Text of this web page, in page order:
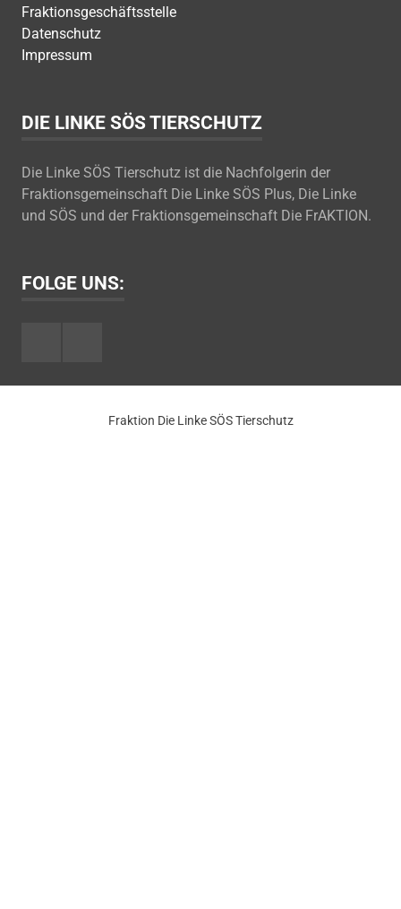
Fraktionsgeschäftsstelle
Datenschutz
Impressum
DIE LINKE SÖS TIERSCHUTZ
Die Linke SÖS Tierschutz ist die Nachfolgerin der
Fraktionsgemeinschaft Die Linke SÖS Plus, Die Linke
und SÖS und der Fraktionsgemeinschaft Die FrAKTION.
FOLGE UNS:
Fraktion Die Linke SÖS Tierschutz